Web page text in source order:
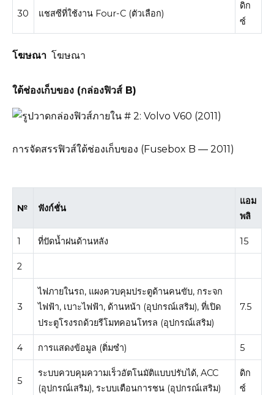
30 แชสซีที่ใช้งาน Four-C (ตัวเลือก)
ดิก
ซ์
โฆษณา โฆษณา
ใต้ช่องเก็บของ (กล่องฟิวส์ B)
การจัดสรรฟิวส์ใต้ช่องเก็บของ (Fusebox B — 2011)
№ ฟังก์ชั่น
แอม
พลิ
1 ที่ปัดน้ำฝนด้านหลัง 15
2
3
ไฟภายในรถ, แผงควบคุมประตูด้านคนขับ, กระจก
ไฟฟ้า, เบาะไฟฟ้า, ด้านหน้า (อุปกรณ์เสริม), ที่เปิด
ประตูโรงรถด้วยรีโมทคอนโทรล (อุปกรณ์เสริม)
7.5
4 การแสดงข้อมูล (ติ่มซำ) 5
5
ระบบควบคุมความเร็วอัตโนมัติแบบปรับได้, ACC
(อุปกรณ์เสริม), ระบบเตือนการชน (อุปกรณ์เสริม)
ดิก
ซ์